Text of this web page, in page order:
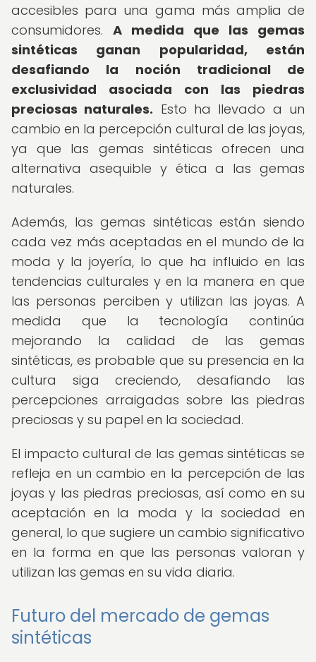
accesibles para una gama más amplia de
consumidores. A medida que las gemas
sintéticas ganan popularidad, están
desafiando la noción tradicional de
exclusividad asociada con las piedras
preciosas naturales. Esto ha llevado a un
cambio en la percepción cultural de las joyas,
ya que las gemas sintéticas ofrecen una
alternativa asequible y ética a las gemas
naturales.
Además, las gemas sintéticas están siendo
cada vez más aceptadas en el mundo de la
moda y la joyería, lo que ha influido en las
tendencias culturales y en la manera en que
las personas perciben y utilizan las joyas. A
medida que la tecnología continúa
mejorando la calidad de las gemas
sintéticas, es probable que su presencia en la
cultura siga creciendo, desafiando las
percepciones arraigadas sobre las piedras
preciosas y su papel en la sociedad.
El impacto cultural de las gemas sintéticas se
refleja en un cambio en la percepción de las
joyas y las piedras preciosas, así como en su
aceptación en la moda y la sociedad en
general, lo que sugiere un cambio significativo
en la forma en que las personas valoran y
utilizan las gemas en su vida diaria.
Futuro del mercado de gemas
sintéticas